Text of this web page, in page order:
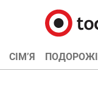
СІМ’Я ПОДОРОЖІ